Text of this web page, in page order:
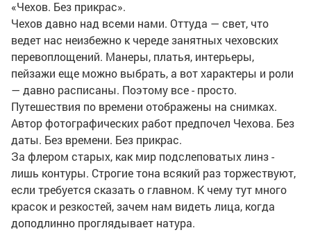
«Чехов. Без прикрас».
Чехов давно над всеми нами. Оттуда — свет, что
ведет нас неизбежно к череде занятных чеховских
перевоплощений. Манеры, платья, интерьеры,
пейзажи еще можно выбрать, а вот характеры и роли
— давно расписаны. Поэтому все - просто.
Путешествия по времени отображены на снимках.
Автор фотографических работ предпочел Чехова. Без
даты. Без времени. Без прикрас.
За флером старых, как мир подслеповатых линз -
лишь контуры. Строгие тона всякий раз торжествуют,
если требуется сказать о главном. К чему тут много
красок и резкостей, зачем нам видеть лица, когда
доподлинно проглядывает натура.